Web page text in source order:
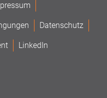
Datenschutz
LinkedIn